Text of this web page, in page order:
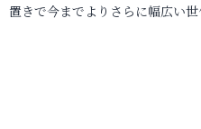
置きで今までよりさらに幅広い